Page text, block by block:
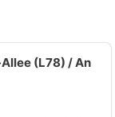
(L78) / An